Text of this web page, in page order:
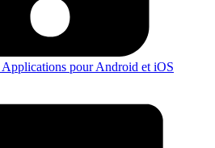
Applications pour Android et iOS